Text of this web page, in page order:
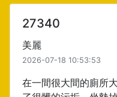
27340
美麗
2026-07-18 10:53:53
在一間很大間的廁所